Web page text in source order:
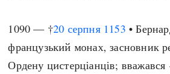
1090 — †20 серпня 1153 •
французький монах, засновник
Ордену цистерціанців; вважався